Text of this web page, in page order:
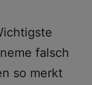
falsch
so merkt